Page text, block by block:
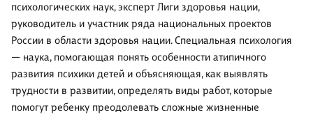
психологических наук, эксперт Лиги здоровья нации,
руководитель и участник ряда национальных проектов
России в области здоровья нации. Специальная психология
— наука, помогающая понять особенности атипичного
развития психики детей и объясняющая, как выявлять
трудности в развитии, определять виды работ, которые
помогут ребенку преодолевать сложные жизненные